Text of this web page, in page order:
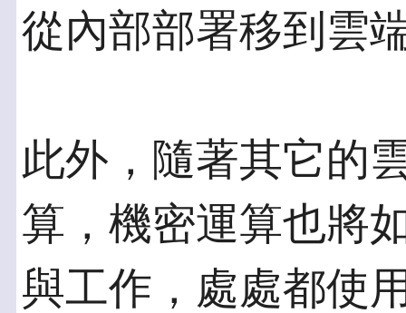
從內部部署移到雲
此外，隨著其它的
算，機密運算也將
與工作，處處都使